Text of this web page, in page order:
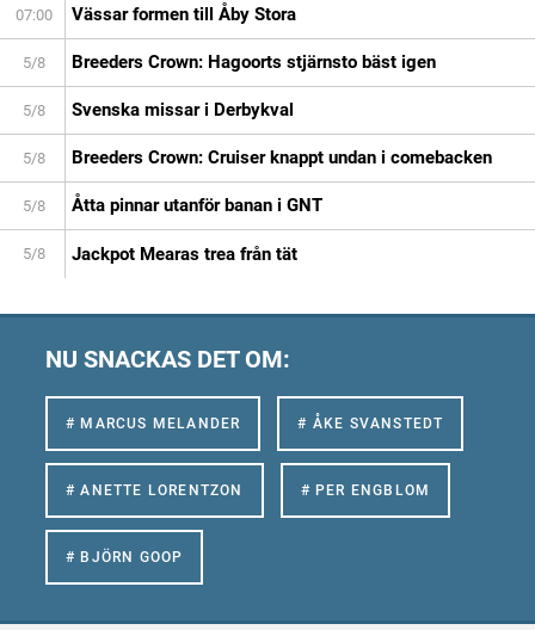
07:00 Vässar formen till Åby Stora
5/8 Breeders Crown: Hagoorts stjärnsto bäst igen
5/8 Svenska missar i Derbykval
5/8 Breeders Crown: Cruiser knappt undan i comebacken
5/8 Åtta pinnar utanför banan i GNT
5/8 Jackpot Mearas trea från tät
NU SNACKAS DET OM:
# MARCUS MELANDER # ÅKE SVANSTEDT
# ANETTE LORENTZON # PER ENGBLOM
# BJÖRN GOOP